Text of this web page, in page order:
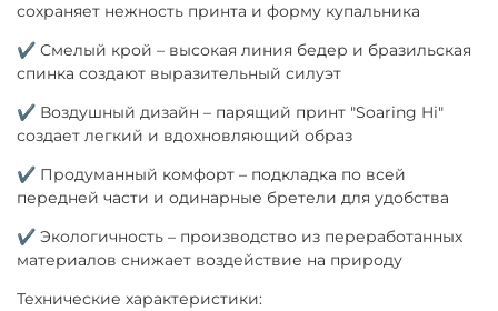
сохраняет нежность принта и форму купальника
✔ Смелый крой – высокая линия бедер и бразильская
спинка создают выразительный силуэт
✔ Воздушный дизайн – парящий принт "Soaring Hi"
создает легкий и вдохновляющий образ
✔ Продуманный комфорт – подкладка по всей
передней части и одинарные бретели для удобства
✔ Экологичность – производство из переработанных
материалов снижает воздействие на природу
Технические характеристики: